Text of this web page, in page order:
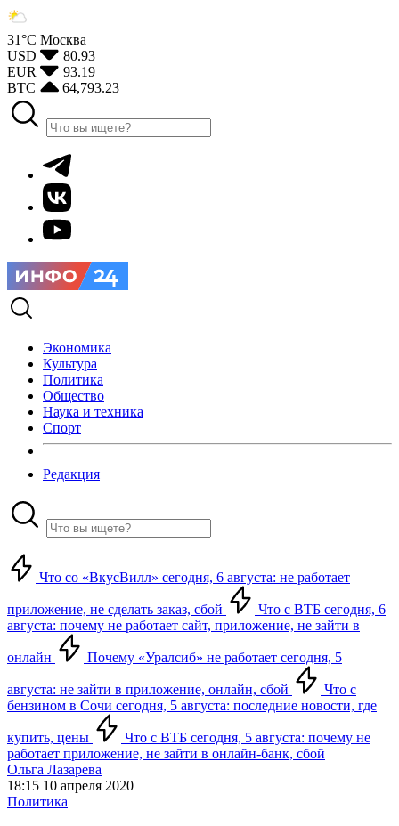
31°С Москва
USD
80.93
EUR
93.19
BTC
64,793.23
Экономика
Культура
Политика
Общество
Наука и техника
Спорт
Редакция
Что со «ВкусВилл» сегодня, 6 августа: не работает
приложение, не сделать заказ, сбой
Что с ВТБ сегодня, 6
августа: почему не работает сайт, приложение, не зайти в
онлайн Почему «Уралсиб» не работает сегодня, 5
августа: не зайти в приложение, онлайн, сбой
Что с
бензином в Сочи сегодня, 5 августа: последние новости, где
купить, цены
Что с ВТБ сегодня, 5 августа: почему не
работает приложение, не зайти в онлайн-банк, сбой
Ольга Лазарева
18:15 10 апреля 2020
Политика